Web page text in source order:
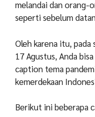
melandai dan orang-
seperti sebelum
Oleh karena itu, pada
17 Agustus, Anda
caption tema
kemerdekaan
Berikut ini beberapa